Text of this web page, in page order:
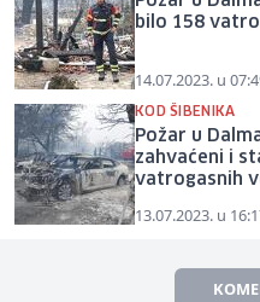
bilo 158
14.07.2023. u
KOD ŠIBENIKA
Požar u
zahvaćeni i
vatrogasnih
13.07.2023. u